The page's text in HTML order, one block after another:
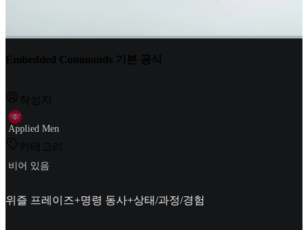
Embedded Commands 기본 공식
작성자
Applied Men
카테고리
비어 있음
위즐 프레이즈+명령 동사+상태/과정/경험